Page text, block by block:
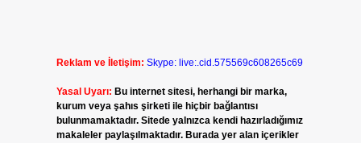
Reklam ve İletişim: Skype: live:.cid.575569c608265c69
Yasal Uyarı: Bu internet sitesi, herhangi bir marka,
kurum veya şahıs şirketi ile hiçbir bağlantısı
bulunmamaktadır. Sitede yalnızca kendi hazırladığımız
makaleler paylaşılmaktadır. Burada yer alan içerikler